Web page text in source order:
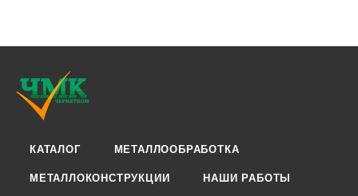
КАТАЛОГ МЕТАЛЛООБРАБОТКА
МЕТАЛЛОКОНСТРУКЦИИ НАШИ РАБОТЫ